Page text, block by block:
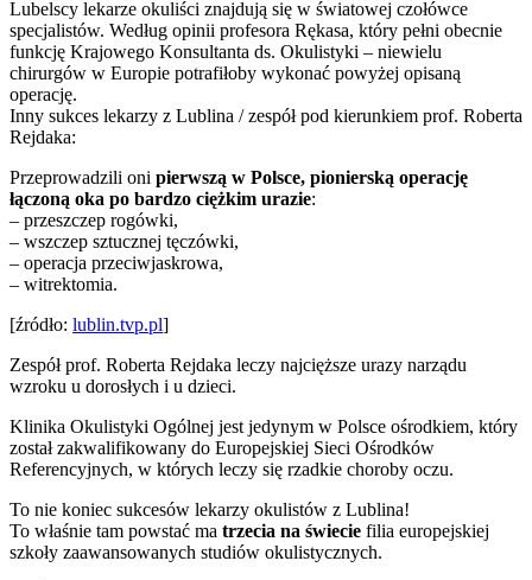
Lubelscy lekarze okuliści znajdują się w światowej czołówce
specjalistów. Według opinii profesora Rękasa, który pełni obecnie
funkcję Krajowego Konsultanta ds. Okulistyki – niewielu
chirurgów w Europie potrafiłoby wykonać powyżej opisaną
operację.
Inny sukces lekarzy z Lublina / zespół pod kierunkiem prof. Roberta
Rejdaka:
Przeprowadzili oni pierwszą w Polsce, pionierską operację
łączoną oka po bardzo ciężkim urazie:
– przeszczep rogówki,
– wszczep sztucznej tęczówki,
– operacja przeciwjaskrowa,
– witrektomia.
[źródło: lublin.tvp.pl]
Zespół prof. Roberta Rejdaka leczy najcięższe urazy narządu
wzroku u dorosłych i u dzieci.
Klinika Okulistyki Ogólnej jest jedynym w Polsce ośrodkiem, który
został zakwalifikowany do Europejskiej Sieci Ośrodków
Referencyjnych, w których leczy się rzadkie choroby oczu.
To nie koniec sukcesów lekarzy okulistów z Lublina!
To właśnie tam powstać ma trzecia na świecie filia europejskiej
szkoły zaawansowanych studiów okulistycznych.